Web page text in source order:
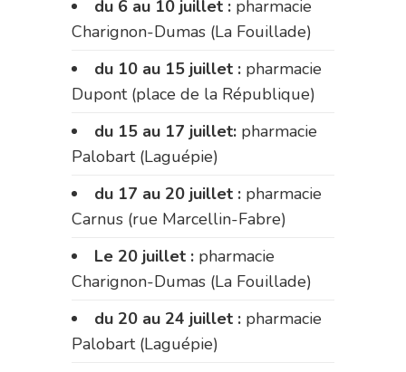
du 6 au 10 juillet : pharmacie
Charignon-Dumas (La Fouillade)
du 10 au 15 juillet : pharmacie
Dupont (place de la République)
du 15 au 17 juillet: pharmacie
Palobart (Laguépie)
du 17 au 20 juillet : pharmacie
Carnus (rue Marcellin-Fabre)
Le 20 juillet : pharmacie
Charignon-Dumas (La Fouillade)
du 20 au 24 juillet : pharmacie
Palobart (Laguépie)